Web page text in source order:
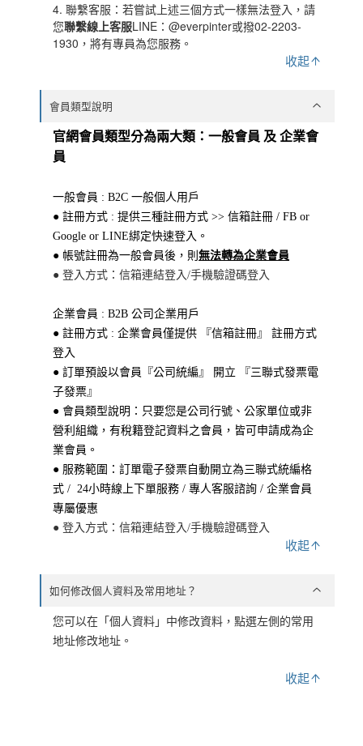
4. 聯繫客服：若嘗試上述三個方式一樣無法登入，請
您聯繫線上客服LINE：@everpinter或撥02-2203-
1930，將有專員為您服務。
收起
會員類型說明
官網會員類型分為兩大類：一般會員 及 企業會
員
一般會員 : B2C 一般個人用戶
● 註冊方式 : 提供三種註冊方式 >> 信箱註冊 / FB or
Google or LINE綁定快速登入。
● 帳號註冊為一般會員後，則 無法轉為企業會員
● 登入方式：信箱連結登入/手機驗證碼登入
企業會員 : B2B 公司企業用戶
● 註冊方式 : 企業會員僅提供 『信箱註冊』 註冊方式
登入
● 訂單預設以會員『公司統編』 開立 『三聯式發票電
子發票』
● 會員類型說明：只要您是公司行號、公家單位或非
營利組織，有稅籍登記資料之會員，皆可申請成為企
業會員。
● 服務範圍：訂單電子發票自動開立為三聯式統編格
式 / 24小時線上下單服務 / 專人客服諮詢 / 企業會員
專屬優惠
● 登入方式：信箱連結登入/手機驗證碼登入
收起
如何修改個人資料及常用地址？
您可以在「個人資料」中修改資料， 點選左側的常用
地址修改地址。
收起